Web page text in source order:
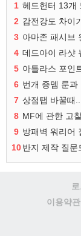
1 헤드헌터 13개
2 감전강도 차이
3 아마존 패시브
4 데드아이 라샷
5 아틀라스 포인
6 번개 증뎀 룬과
7 상점탭 바꿀때...
8 MF에 관한 고
9 방패벽 워리어
10반지 제작 질문
이용약관